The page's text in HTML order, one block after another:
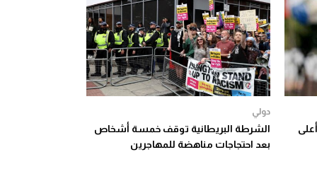
دولي
الشرطة البريطانية توقف خمسة أشخاص
بعد احتجاجات مناهضة للمهاجرين